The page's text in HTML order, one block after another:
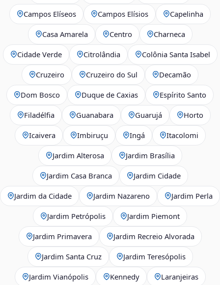
Campos Elíseos Campos Elísios Capelinha
Casa Amarela Centro Charneca
Cidade Verde Citrolândia Colônia Santa Isabel
Cruzeiro Cruzeiro do Sul Decamão
Dom Bosco Duque de Caxias Espírito Santo
Filadélfia Guanabara Guarujá Horto
Icaivera Imbiruçu Ingá Itacolomi
Jardim Alterosa Jardim Brasília
Jardim Casa Branca Jardim Cidade
Jardim da Cidade Jardim Nazareno Jardim Perla
Jardim Petrópolis Jardim Piemont
Jardim Primavera Jardim Recreio Alvorada
Jardim Santa Cruz Jardim Teresópolis
Jardim Vianópolis Kennedy Laranjeiras